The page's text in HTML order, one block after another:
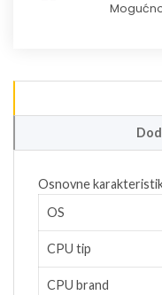
Osnovne
OS
CPU tip
CPU brand